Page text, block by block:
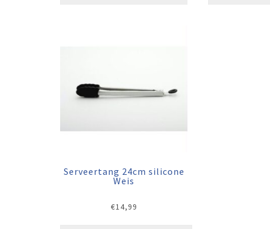
Serveertang 24cm silicone
Weis
€14,99